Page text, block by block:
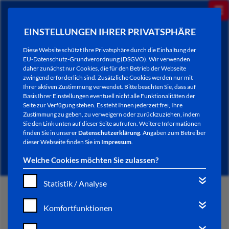
EINSTELLUNGEN IHRER PRIVATSPHÄRE
Diese Website schützt Ihre Privatsphäre durch die Einhaltung der
EU-Datenschutz-Grundverordnung (DSGVO). Wir verwenden
daher zunächst nur Cookies, die für den Betrieb der Webseite
zwingend erforderlich sind. Zusätzliche Cookies werden nur mit
Ihrer aktiven Zustimmung verwendet. Bitte beachten Sie, dass auf
Basis Ihrer Einstellungen eventuell nicht alle Funktionalitäten der
Seite zur Verfügung stehen. Es steht Ihnen jederzeit frei, Ihre
Zustimmung zu geben, zu verweigern oder zurückzuziehen, indem
Sie den Link unten auf dieser Seite aufrufen. Weitere Informationen
finden Sie in unsererDatenschutzerklärung. Angaben zum Betreiber
dieser Webseite finden Sie im Impressum.
Welche Cookies möchten Sie zulassen?
Statistik / Analyse
Komfortfunktionen
AKTUELLES
START